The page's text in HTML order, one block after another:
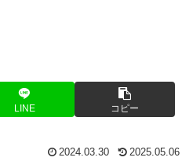
LINE コピー
2024.03.30 2025.05.06